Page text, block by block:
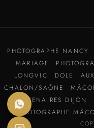
PHOTOGRAPHE NANCY
MARIAGE
LONGVIC
DOLE
CHALON/SAÔNE
PARTENAIRES DIJON
PHOTOGRAPHE